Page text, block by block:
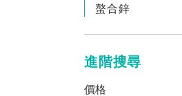
螯合鋅
進階搜尋
價格